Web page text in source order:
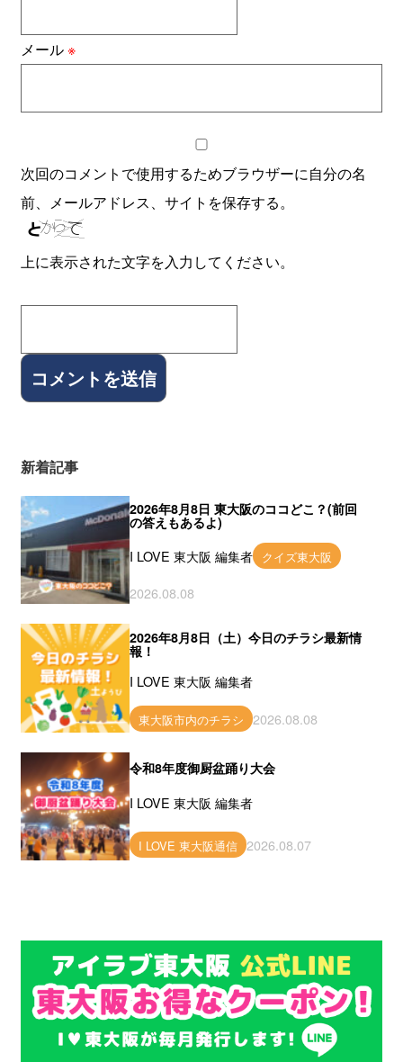
メール※
次回のコメントで使用するためブラウザーに自分の名
前、メールアドレス、サイトを保存する。
上に表示された文字を入力してください。
新着記事
2026年8月8日 東大阪のココどこ？(前回
の答えもあるよ)
I LOVE 東大阪 編集者 クイズ東大阪
2026.08.08
2026年8月8日（土）今日のチラシ最新情
報！
I LOVE 東大阪 編集者
東大阪市内のチラシ 2026.08.08
令和8年度御厨盆踊り大会
I LOVE 東大阪 編集者
I LOVE 東大阪通信 2026.08.07